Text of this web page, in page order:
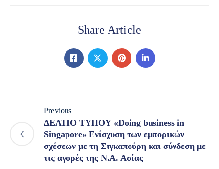
Share Article
Previous
ΔΕΛΤΙΟ ΤΥΠΟΥ «Doing business in
Singapore» Ενίσχυση των εμπορικών
σχέσεων με τη Σιγκαπούρη και σύνδεση με
τις αγορές της Ν.Α. Ασίας